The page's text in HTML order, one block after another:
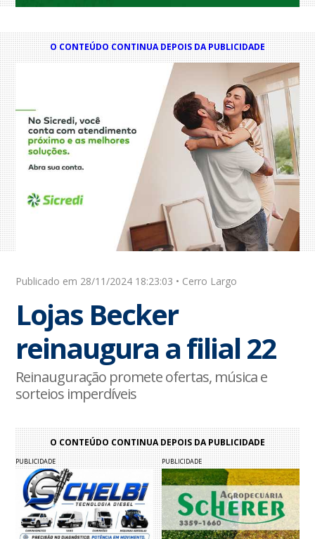
O CONTEÚDO CONTINUA DEPOIS DA PUBLICIDADE
Publicado em 28/11/2024 18:23:03 • Cerro Largo
Lojas Becker
reinaugura a filial 22
Reinauguração promete ofertas, música e
sorteios imperdíveis
O CONTEÚDO CONTINUA DEPOIS DA PUBLICIDADE
PUBLICIDADE PUBLICIDADE